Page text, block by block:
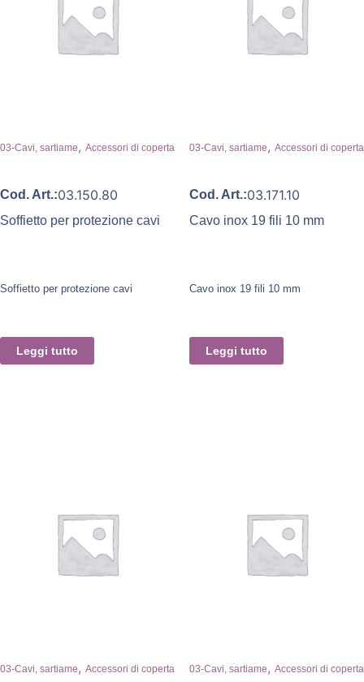
03-Cavi, sartiame, Accessori di coperta
Cod. Art.:03.150.80
Soffietto per protezione cavi
Soffietto per protezione cavi
Leggi tutto
03-Cavi, sartiame, Accessori di coperta
Cod. Art.:03.171.10
Cavo inox 19 fili 10 mm
Cavo inox 19 fili 10 mm
Leggi tutto
03-Cavi, sartiame, Accessori di coperta 03-Cavi, sartiame, Accessori di coperta